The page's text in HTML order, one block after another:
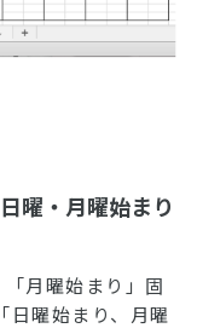
曜・月曜始まり
月曜始まり」固
日曜始まり、月曜